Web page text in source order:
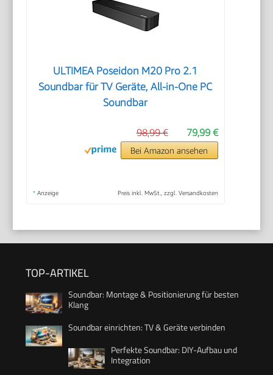
ULTIMEA Poseidon M20 Pro 2.1
Soundbar für TV Geräte, All-in-One PC
Soundbar
79,99 €
98,99 €
Bei Amazon ansehen
* Anzeige Preis inkl. MwSt., zzgl. Versandkosten
TOP-ARTIKEL
Soundbar: Montage & Positionierung für besten
Klang
Soundbar einrichten: TV & Geräte verbinden
Perfekte Soundbar: DIY-Aufbau und
Integration